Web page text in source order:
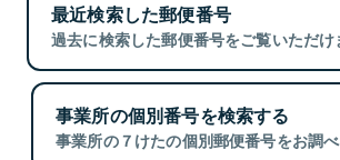
最近検索した郵便番号
過去に検索した郵便番号をご覧いただけ
事業所の個別番号を検索する
事業所の７けたの個別郵便番号をお調べ